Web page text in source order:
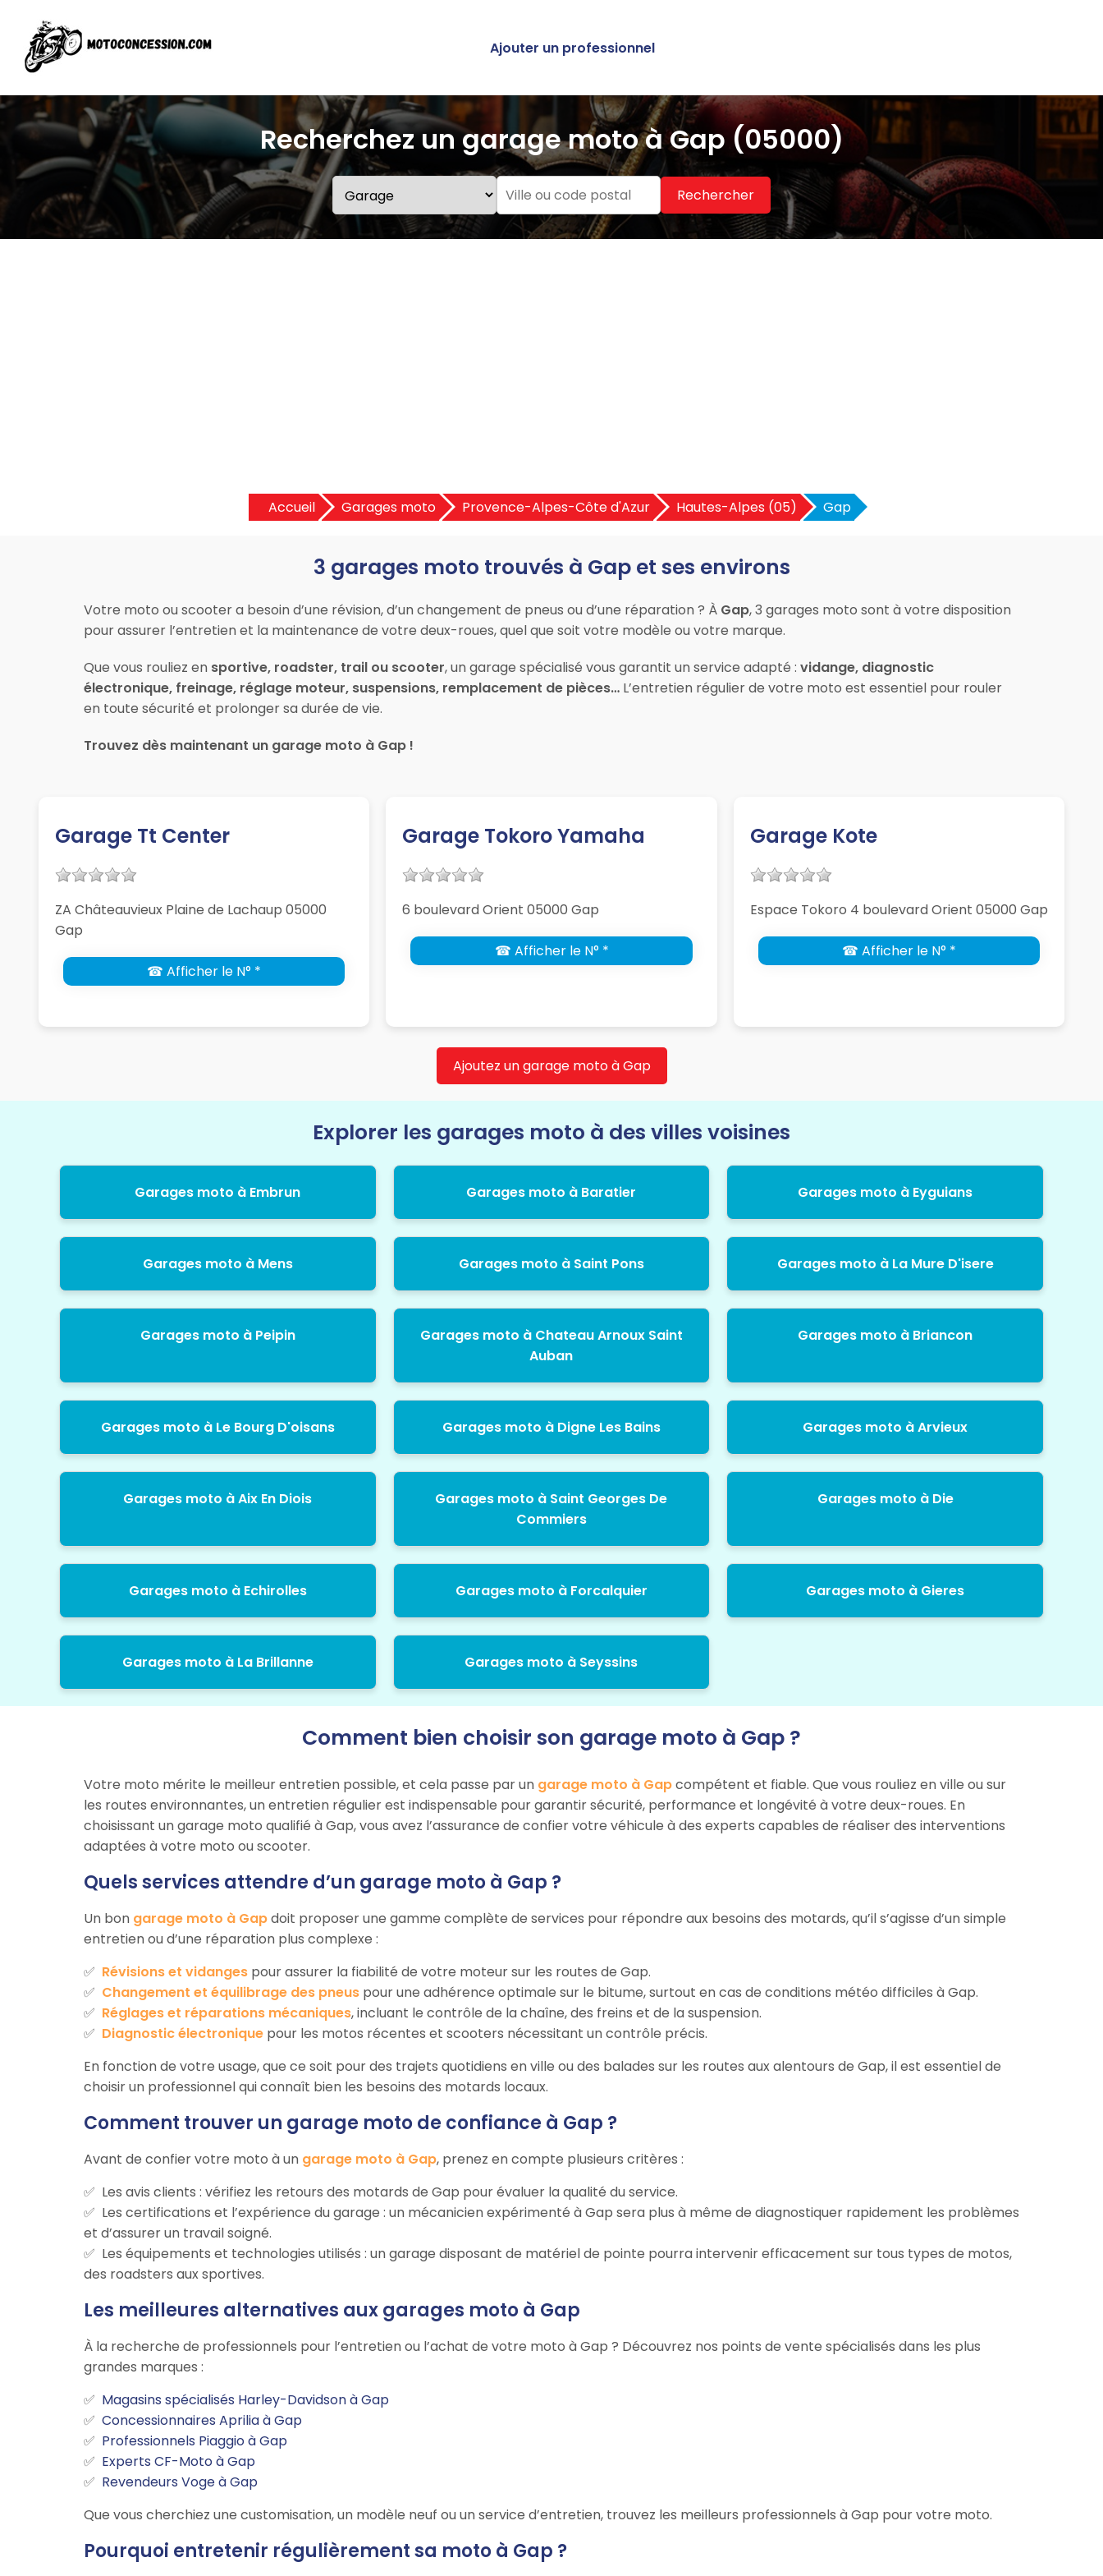
Ajouter un professionnel
Recherchez un garage moto à Gap (05000)
Rechercher
Accueil Garages moto Provence-Alpes-Côte d'Azur Hautes-Alpes (05) Gap
3 garages moto trouvés à Gap et ses environs
Votre moto ou scooter a besoin d’une révision, d’un changement de pneus ou d’une réparation ? À Gap, 3 garages moto sont à votre disposition
pour assurer l’entretien et la maintenance de votre deux-roues, quel que soit votre modèle ou votre marque.
Que vous rouliez en sportive, roadster, trail ou scooter, un garage spécialisé vous garantit un service adapté : vidange, diagnostic
électronique, freinage, réglage moteur, suspensions, remplacement de pièces… L’entretien régulier de votre moto est essentiel pour rouler
en toute sécurité et prolonger sa durée de vie.
Trouvez dès maintenant un garage moto à Gap !
Garage Tt Center
ZA Châteauvieux Plaine de Lachaup 05000
Gap
☎ Afficher le N° *
Garage Tokoro Yamaha
6 boulevard Orient 05000 Gap
☎ Afficher le N° *
Garage Kote
Espace Tokoro 4 boulevard Orient 05000 Gap
☎ Afficher le N° *
Ajoutez un garage moto à Gap
Explorer les garages moto à des villes voisines
Garages moto à Embrun Garages moto à Baratier Garages moto à Eyguians
Garages moto à Mens Garages moto à Saint Pons Garages moto à La Mure D'isere
Garages moto à Peipin
Garages moto à Chateau Arnoux Saint
Auban
Garages moto à Briancon
Garages moto à Le Bourg D'oisans Garages moto à Digne Les Bains Garages moto à Arvieux
Garages moto à Aix En Diois
Garages moto à Saint Georges De
Commiers
Garages moto à Die
Garages moto à Echirolles Garages moto à Forcalquier Garages moto à Gieres
Garages moto à La Brillanne Garages moto à Seyssins
Comment bien choisir son garage moto à Gap ?
Votre moto mérite le meilleur entretien possible, et cela passe par un garage moto à Gapcompétent et fiable. Que vous rouliez en ville ou sur
les routes environnantes, un entretien régulier est indispensable pour garantir sécurité, performance et longévité à votre deux-roues. En
choisissant un garage moto qualifié à Gap, vous avez l’assurance de confier votre véhicule à des experts capables de réaliser des interventions
adaptées à votre moto ou scooter.
Quels services attendre d’un garage moto à Gap ?
Un bon garage moto à Gapdoit proposer une gamme complète de services pour répondre aux besoins des motards, qu’il s’agisse d’un simple
entretien ou d’une réparation plus complexe :
Révisions et vidanges pour assurer la fiabilité de votre moteur sur les routes de Gap.
Changement et équilibrage des pneus pour une adhérence optimale sur le bitume, surtout en cas de conditions météo difficiles à Gap.
Réglages et réparations mécaniques, incluant le contrôle de la chaîne, des freins et de la suspension.
Diagnostic électronique pour les motos récentes et scooters nécessitant un contrôle précis.
En fonction de votre usage, que ce soit pour des trajets quotidiens en ville ou des balades sur les routes aux alentours de Gap, il est essentiel de
choisir un professionnel qui connaît bien les besoins des motards locaux.
Comment trouver un garage moto de confiance à Gap ?
Avant de confier votre moto à un garage moto à Gap, prenez en compte plusieurs critères :
Les avis clients : vérifiez les retours des motards de Gap pour évaluer la qualité du service.
Les certifications et l’expérience du garage : un mécanicien expérimenté à Gap sera plus à même de diagnostiquer rapidement les problèmes
et d’assurer un travail soigné.
Les équipements et technologies utilisés : un garage disposant de matériel de pointe pourra intervenir efficacement sur tous types de motos,
des roadsters aux sportives.
Les meilleures alternatives aux garages moto à Gap
À la recherche de professionnels pour l’entretien ou l’achat de votre moto à Gap ? Découvrez nos points de vente spécialisés dans les plus
grandes marques :
Magasins spécialisés Harley-Davidson à Gap
Concessionnaires Aprilia à Gap
Professionnels Piaggio à Gap
Experts CF-Moto à Gap
Revendeurs Voge à Gap
Que vous cherchiez une customisation, un modèle neuf ou un service d’entretien, trouvez les meilleurs professionnels à Gap pour votre moto.
Pourquoi entretenir régulièrement sa moto à Gap ?